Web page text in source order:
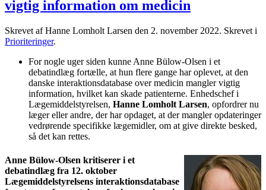
vigtig information om medicin
Skrevet af Hanne Lomholt Larsen den 2. november 2022. Skrevet i
Prioriteringer.
For nogle uger siden kunne Anne Bülow-Olsen i et
debatindlæg fortælle, at hun flere gange har oplevet, at den
danske interaktionsdatabase over medicin mangler vigtig
information, hvilket kan skade patienterne. Enhedschef i
Lægemiddelstyrelsen, Hanne Lomholt Larsen, opfordrer nu
læger eller andre, der har opdaget, at der mangler opdateringer
vedrørende specifikke lægemidler, om at give direkte besked,
så det kan rettes.
Anne Bülow-Olsen kritiserer i et
debatindlæg fra 12. oktober
Lægemiddelstyrelsens interaktionsdatabase